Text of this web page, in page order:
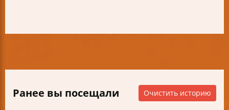
Ранее вы посещали Очистить историю